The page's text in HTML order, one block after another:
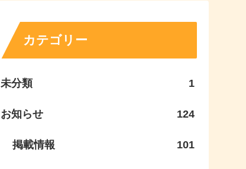
カテゴリー
未分類 1
お知らせ 124
掲載情報 101